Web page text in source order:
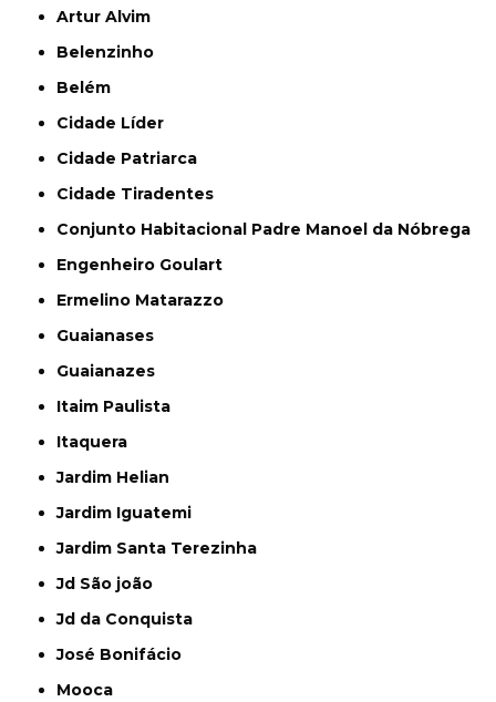
Artur Alvim
Belenzinho
Belém
Cidade Líder
Cidade Patriarca
Cidade Tiradentes
Conjunto Habitacional Padre Manoel da Nóbrega
Engenheiro Goulart
Ermelino Matarazzo
Guaianases
Guaianazes
Itaim Paulista
Itaquera
Jardim Helian
Jardim Iguatemi
Jardim Santa Terezinha
Jd São joão
Jd da Conquista
José Bonifácio
Mooca